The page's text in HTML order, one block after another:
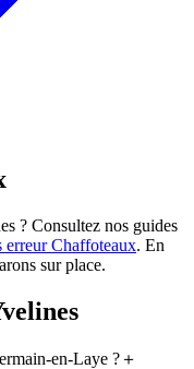
? Consultez nos guides
erreur Chaffoteaux. En
sur place.
en-Laye ?＋